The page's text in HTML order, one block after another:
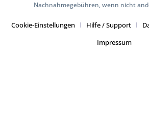
Nachnahmegebühren, wenn nicht
Cookie-Einstellungen Hilfe / Support
Impressum